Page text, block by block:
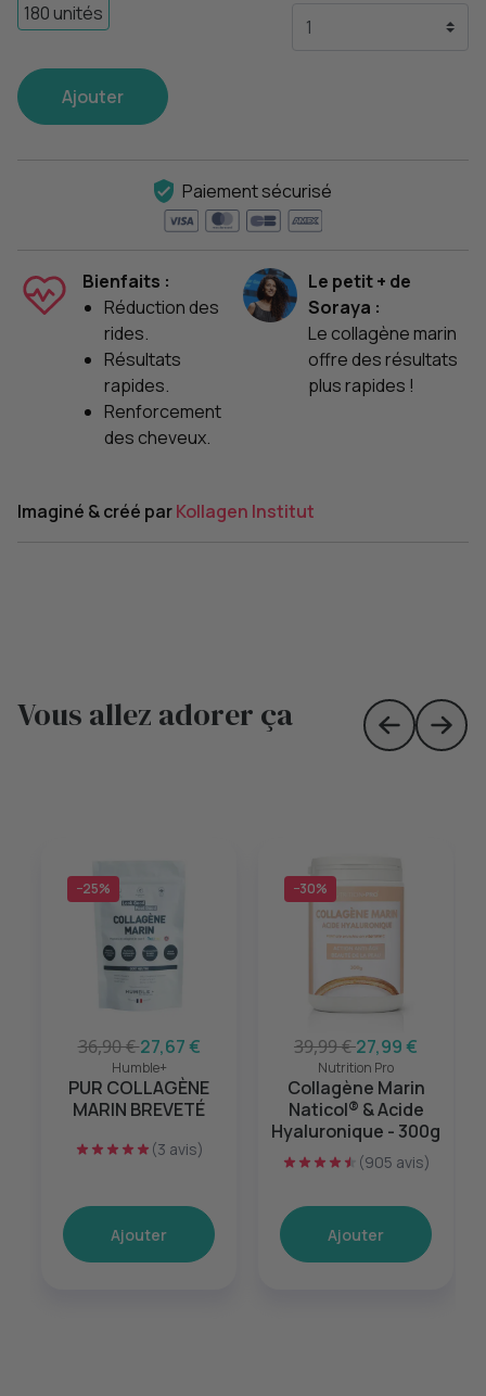
180 unités
Ajouter
Paiement sécurisé
Bienfaits :
Réduction des
rides.
Résultats
rapides.
Renforcement
des cheveux.
Le petit + de
Soraya :
Le collagène marin
offre des résultats
plus rapides !
Imaginé & créé parKollagen Institut
Vous allez adorer ça
Skip toSkip
−25%
36,90 €27,67 €
Humble+
PUR COLLAGÈNE
MARIN BREVETÉ
(3 avis)
Ajouter
−30%
39,99 €27,99 €
Nutrition Pro
Collagène Marin
Naticol® & Acide
Hyaluronique - 300g
(905 avis)
Ajouter